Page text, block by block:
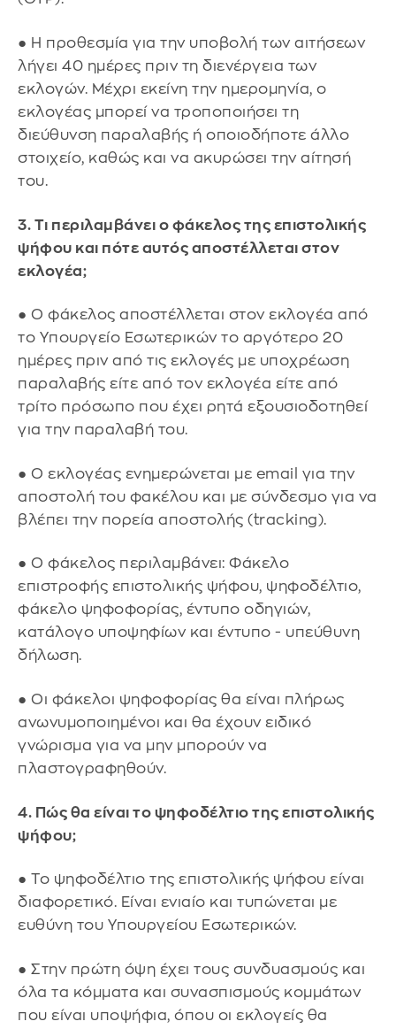
● Η προθεσμία για την υποβολή των αιτήσεων
λήγει 40 ημέρες πριν τη διενέργεια των
εκλογών. Μέχρι εκείνη την ημερομηνία, ο
εκλογέας μπορεί να τροποποιήσει τη
διεύθυνση παραλαβής ή οποιοδήποτε άλλο
στοιχείο, καθώς και να ακυρώσει την αίτησή
του.
3. Τι περιλαμβάνει ο φάκελος της επιστολικής
ψήφου και πότε αυτός αποστέλλεται στον
εκλογέα;
● Ο φάκελος αποστέλλεται στον εκλογέα από
το Υπουργείο Εσωτερικών το αργότερο 20
ημέρες πριν από τις εκλογές με υποχρέωση
παραλαβής είτε από τον εκλογέα είτε από
τρίτο πρόσωπο που έχει ρητά εξουσιοδοτηθεί
για την παραλαβή του.
● Ο εκλογέας ενημερώνεται με email για την
αποστολή του φακέλου και με σύνδεσμο για να
βλέπει την πορεία αποστολής (tracking).
● Ο φάκελος περιλαμβάνει: Φάκελο
επιστροφής επιστολικής ψήφου, ψηφοδέλτιο,
φάκελο ψηφοφορίας, έντυπο οδηγιών,
κατάλογο υποψηφίων και έντυπο - υπεύθυνη
δήλωση.
● Οι φάκελοι ψηφοφορίας θα είναι πλήρως
ανωνυμοποιημένοι και θα έχουν ειδικό
γνώρισμα για να μην μπορούν να
πλαστογραφηθούν.
4. Πώς θα είναι το ψηφοδέλτιο της επιστολικής
ψήφου;
● Το ψηφοδέλτιο της επιστολικής ψήφου είναι
διαφορετικό. Είναι ενιαίο και τυπώνεται με
ευθύνη του Υπουργείου Εσωτερικών.
● Στην πρώτη όψη έχει τους συνδυασμούς και
όλα τα κόμματα και συνασπισμούς κομμάτων
που είναι υποψήφια, όπου οι εκλογείς θα